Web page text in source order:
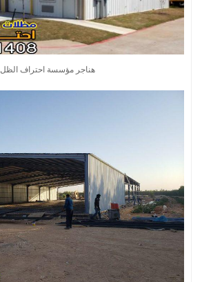
هناجر مؤسسة احتراف الظل